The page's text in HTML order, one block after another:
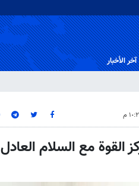
آخر الأخبار
القوة مع السلام العادل